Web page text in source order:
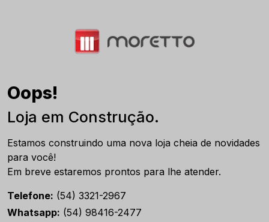
Oops!
Loja em Construção.
Estamos construindo uma nova loja cheia de novidades
para você!
Em breve estaremos prontos para lhe atender.
Telefone: (54) 3321-2967
Whatsapp: (54) 98416-2477